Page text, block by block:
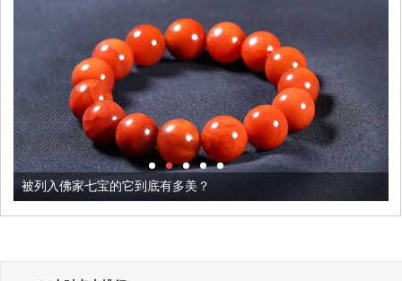
被列入佛家七宝的它到底有多美？